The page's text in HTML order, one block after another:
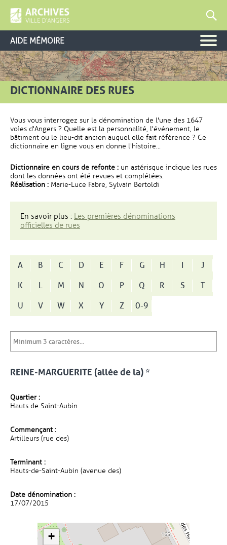
AIDE MÉMOIRE
DICTIONNAIRE DES RUES
Vous vous interrogez sur la dénomination de l'une des 1647
voies d'Angers ? Quelle est la personnalité, l'événement, le
bâtiment ou le lieu-dit ancien auquel elle fait référence ? Ce
dictionnaire en ligne vous en donne l'histoire...
Dictionnaire en cours de refonte : un astérisque indique les rues
dont les données ont été revues et complétées.
Réalisation : Marie-Luce Fabre, Sylvain Bertoldi
En savoir plus : Les premières dénominations
officielles de rues
A B C D E F G H I
J
K
L M N O P Q R S
T
U
V W X Y Z 0-9
REINE-MARGUERITE (allée de la) *
Quartier :
Hauts de Saint-Aubin
Commençant :
Artilleurs (rue des)
Terminant :
Hauts-de-Saint-Aubin (avenue des)
Date dénomination :
17/07/2015
+